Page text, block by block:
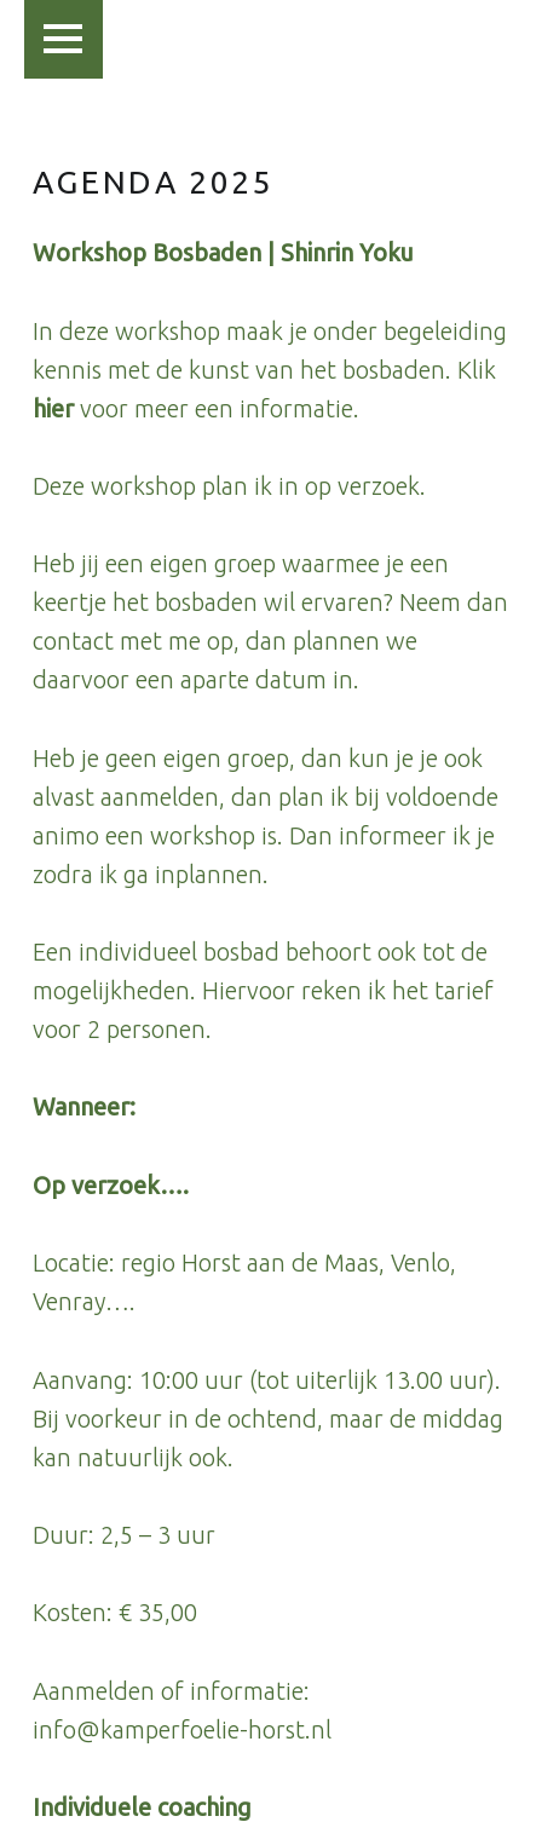
AGENDA 2025
Workshop Bosbaden | Shinrin Yoku
In deze workshop maak je onder begeleiding
kennis met de kunst van het bosbaden. Klik
hiervoor meer een informatie.
Deze workshop plan ik in op verzoek.
Heb jij een eigen groep waarmee je een
keertje het bosbaden wil ervaren? Neem dan
contact met me op, dan plannen we
daarvoor een aparte datum in.
Heb je geen eigen groep, dan kun je je ook
alvast aanmelden, dan plan ik bij voldoende
animo een workshop is. Dan informeer ik je
zodra ik ga inplannen.
Een individueel bosbad behoort ook tot de
mogelijkheden. Hiervoor reken ik het tarief
voor 2 personen.
Wanneer:
Op verzoek….
Locatie: regio Horst aan de Maas, Venlo,
Venray….
Aanvang: 10:00 uur (tot uiterlijk 13.00 uur).
Bij voorkeur in de ochtend, maar de middag
kan natuurlijk ook.
Duur: 2,5 – 3 uur
Kosten: € 35,00
Aanmelden of informatie:
info@kamperfoelie-horst.nl
Individuele coaching